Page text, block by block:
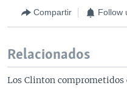
Compartir Follow
Relacionados
Los Clinton